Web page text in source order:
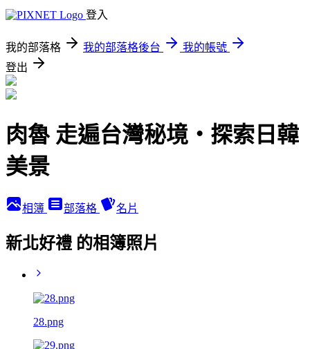
登入
我的部落格 我的部落格後台
我的帳號
登出
肉魯 走遍台灣秘境・探索日韓
美景
相簿 部落格 名片
新北好禮 的相簿照片
28.png